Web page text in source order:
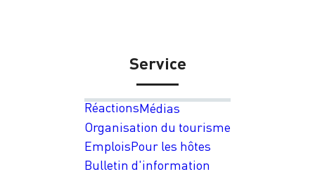
Service
RéactionsMédias
Organisation du tourisme
EmploisPour les hôtes
Bulletin d'information